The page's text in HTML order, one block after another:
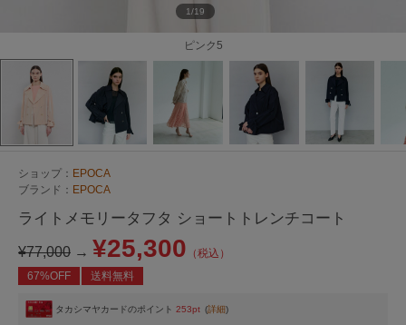
ピンク5
1/19
ショップ： EPOCA
ブランド： EPOCA
ライトメモリータフタ ショートトレンチコート
¥77,000 → ¥25,300 （税込）
67%OFF
送料無料
タカシマヤカードのポイント 253pt (詳細)